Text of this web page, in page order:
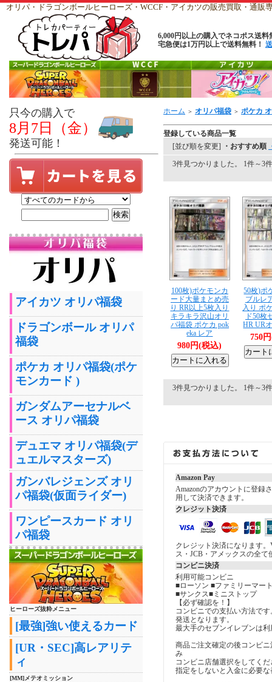
オリパ・ドラゴンボールヒーローズ・WCCF・アイカツの販売買取・通
6,000円以上の購入でネコポス送料
宅急便は1万円以上で送料無料！
只今の購入で
8月7日（金）
発送可能！
アイカツ オリパ福袋
ドラゴンボール オリパ
福袋
ポケカ オリパ福袋(ポケ
モンカード )
ガンダムアーセナルベ
ース オリパ福袋
デュエマ オリパ福袋(デ
ュエルマスターズ)
ガンバレジェンズ オリ
パ福袋(仮面ライダー)
ワンピースカード オリ
パ福袋
ヒーローズ抜粋メニュー
[最強]強い使えるカード
[UR・SEC]高レアリテ
ィ
[MM]メテオミッション
ホーム ＞ オリパ福袋 ＞ ポケカ
登録している商品一覧
[並び順を変更]
・おすすめ順
3件見つかりました。 1件～3
100枚)ポケモンカ
ード大量まとめ売
り RR以上5枚入り
キラキラ沢山オリ
パ福袋 ポケカ pok
eka レア
980円(税込)
50枚)ポ
ブルレ
入り ポ
ド50枚
HR UR
750
3件見つかりました。 1件～3
Amazon Pay
Amazonのアカウントに登録
用して決済できます。
クレジット決済
クレジット決済になります
ス・JCB・アメックスの全て
コンビニ決済
利用可能コンビニ
■ローソン ■ファミリーマー
■サンクス■ミニストップ
【必ず確認を！】
コンビニでの支払い方法で
発送となります。
最大手のセブンイレブンは
商品ご注文確定の後コンビ
み
コンビニ店舗選択をしてくだ
指定をしないと入金に必要